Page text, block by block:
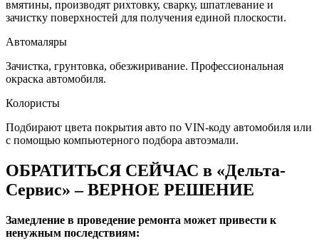
вмятины, производят рихтовку, сварку, шпатлевание и
зачистку поверхностей для получения единой плоскости.
Автомаляры
Зачистка, грунтовка, обезжиривание. Профессиональная
окраска автомобиля.
Колористы
Подбирают цвета покрытия авто по VIN-коду автомобиля или
с помощью компьютерного подбора автоэмали.
ОБРАТИТЬСЯ СЕЙЧАС в «Дельта-
Сервис» – ВЕРНОЕ РЕШЕНИЕ
Замедление в проведение ремонта может привести к
ненужным последствиям: